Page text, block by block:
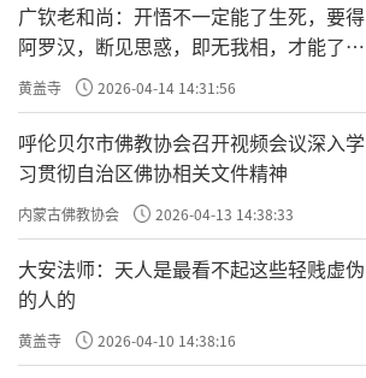
广钦老和尚：开悟不一定能了生死，要得
阿罗汉，断见思惑，即无我相，才能了生
死
黄盖寺 2026-04-14 14:31:56
呼伦贝尔市佛教协会召开视频会议深入学
习贯彻自治区佛协相关文件精神
内蒙古佛教协会 2026-04-13 14:38:33
大安法师：天人是最看不起这些轻贱虚伪
的人的
黄盖寺 2026-04-10 14:38:16